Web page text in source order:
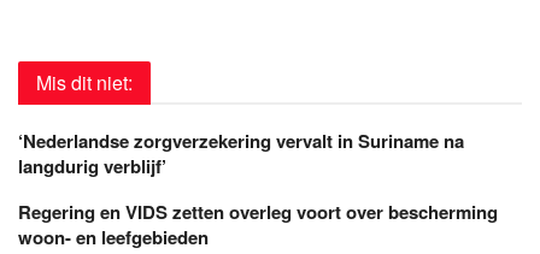
Mis dit niet:
‘Nederlandse zorgverzekering vervalt in Suriname na
langdurig verblijf’
Regering en VIDS zetten overleg voort over bescherming
woon- en leefgebieden